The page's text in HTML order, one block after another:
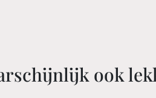
ook